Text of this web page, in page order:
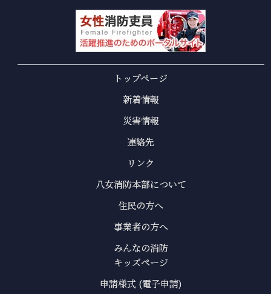
トップページ
新着情報
災害情報
連絡先
リンク
八女消防本部について
住民の方へ
事業者の方へ
みんなの消防
キッズページ
申請様式 (電子申請)